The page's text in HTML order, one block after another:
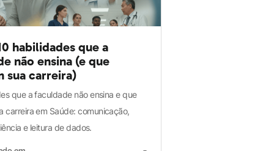
habilidades que a
não ensina (e que
sua carreira)
que a faculdade não ensina e que
carreira em Saúde: comunicação,
e leitura de dados.